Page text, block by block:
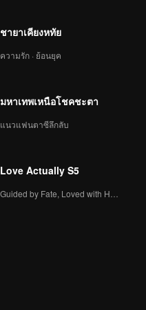
ชายาเคียงหทัย
ความรัก · ย้อนยุค
มหาเทพเหนือโชคชะตา
แนวแฟนตาซีลึกลับ
Love Actually S5